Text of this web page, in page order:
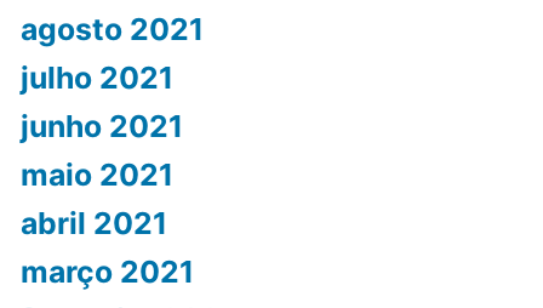
agosto 2021
julho 2021
junho 2021
maio 2021
abril 2021
março 2021